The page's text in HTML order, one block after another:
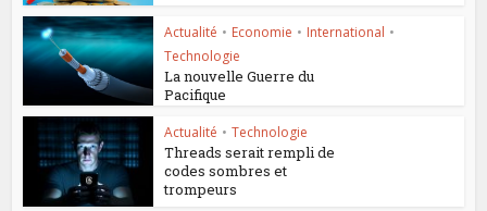
Actualité • Economie • International •
Technologie
La nouvelle Guerre du
Pacifique
Actualité • Technologie
Threads serait rempli de
codes sombres et
trompeurs